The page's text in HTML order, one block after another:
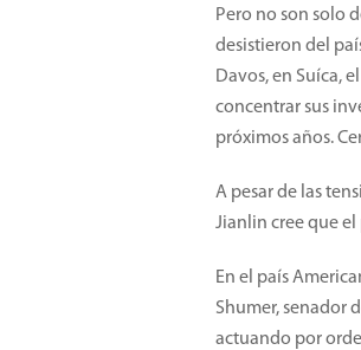
Pero no son solo
desistieron del
Davos, en Suíca,
concentrar sus
próximos años.
A pesar de las
Jianlin cree que el
En el país
Shumer, senador
actuando por